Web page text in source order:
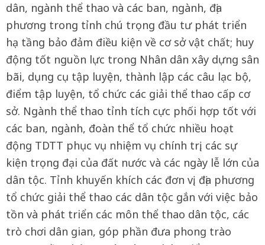
dân, ngành thể thao và các ban, ngành, địa
phương trong tỉnh chú trọng đầu tư phát triển
hạ tầng bảo đảm điều kiện về cơ sở vật chất; huy
động tốt nguồn lực trong Nhân dân xây dựng sân
bãi, dụng cụ tập luyện, thành lập các câu lạc bộ,
điểm tập luyện, tổ chức các giải thể thao cấp cơ
sở. Ngành thể thao tỉnh tích cực phối hợp tốt với
các ban, ngành, đoàn thể tổ chức nhiều hoạt
động TDTT phục vụ nhiệm vụ chính trị, các sự
kiện trọng đại của đất nước và các ngày lễ lớn của
dân tộc. Tỉnh khuyến khích các đơn vị, địa phương
tổ chức giải thể thao các dân tộc gắn với việc bảo
tồn và phát triển các môn thể thao dân tộc, các
trò chơi dân gian, góp phần đưa phong trào